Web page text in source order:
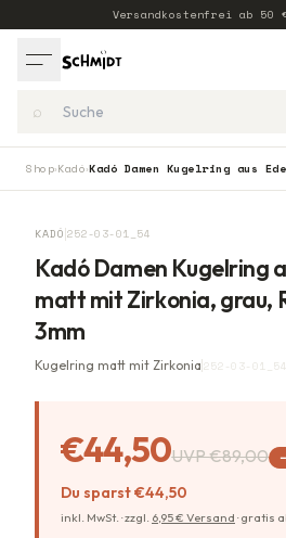
Versandkostenfrei ab 50
⌕
Shop›Kadó›
KADÓ 252-03-01_54
Kadó Damen Kugelring
matt mit Zirkonia, grau,
3mm
Kugelring matt mit Zirkonia 252-03-01_54
€44,50UVP€89,00 −
Du sparst€44,50
inkl. MwSt. ·zzgl. 6,95€ Versand ·gratis